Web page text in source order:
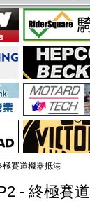
賽道機器抵港
- 終極賽道